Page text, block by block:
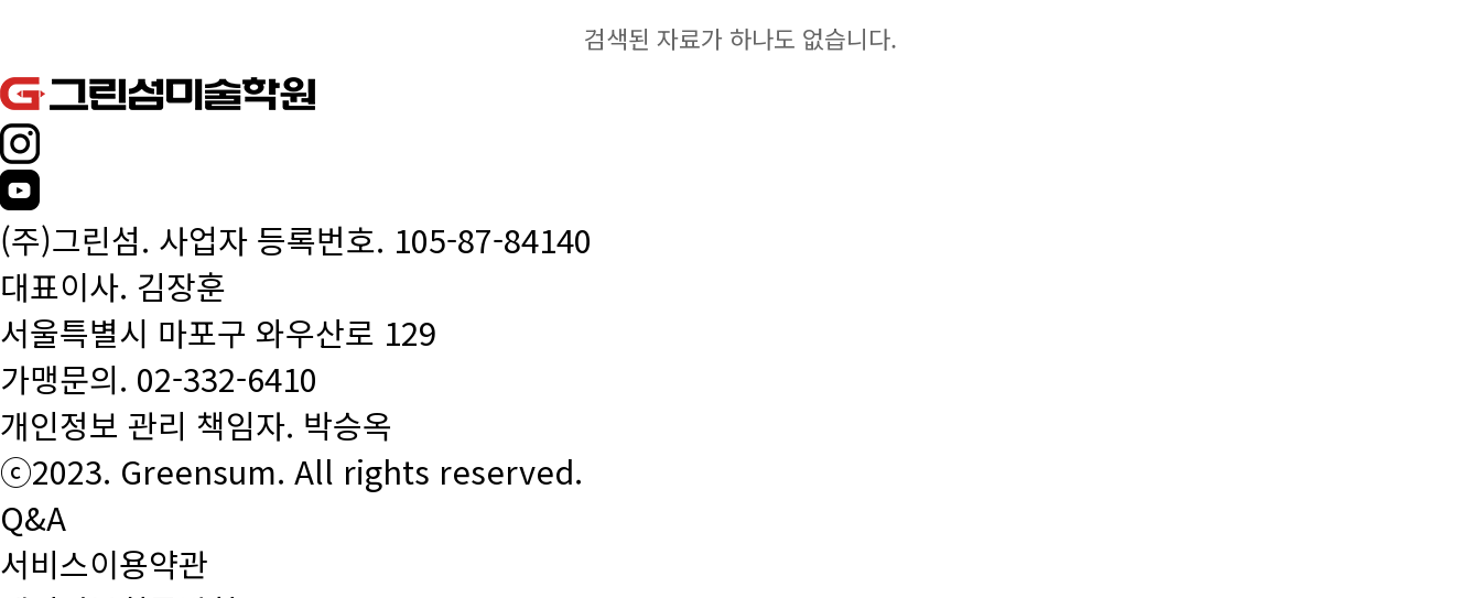
검색된 자료가 하나도 없습니다.
(주)그린섬. 사업자 등록번호. 105-87-84140
대표이사. 김장훈
서울특별시 마포구 와우산로 129
가맹문의. 02-332-6410
개인정보 관리 책임자. 박승옥
ⓒ2023. Greensum. All rights reserved.
Q&A
서비스이용약관